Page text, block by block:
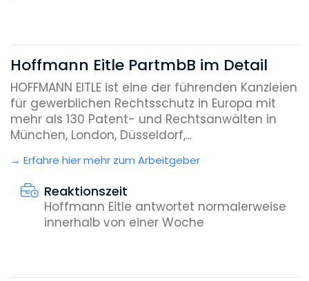
Hoffmann Eitle PartmbB im Detail
HOFFMANN EITLE ist eine der führenden Kanzleien
für gewerblichen Rechtsschutz in Europa mit
mehr als 130 Patent- und Rechtsanwälten in
München, London, Düsseldorf,...
Erfahre hier mehr zum Arbeitgeber
Reaktionszeit
Hoffmann Eitle antwortet normalerweise
innerhalb von einer Woche